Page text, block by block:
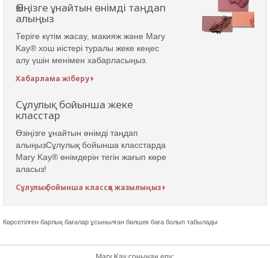
Өзіңізге ұнайтын өнімді таңдап
алыңыз
Теріге күтім жасау, макияж және Mary
Kay® хош иістері туралы жеке кеңес
алу үшін менімен хабарласыңыз.
Хабарлама жіберу
Сұлулық бойынша жеке
класстар
Өзіңізге ұнайтын өнімді таңдап
алыңызСұлулық бойынша класстарда
Mary Kay® өнімдерін тегін жағып көре
аласыз!
Сұлулық бойынша классқа жазылыңыз
Көрсетілген барлық бағалар ұсынылған бөлшек баға болып табылады